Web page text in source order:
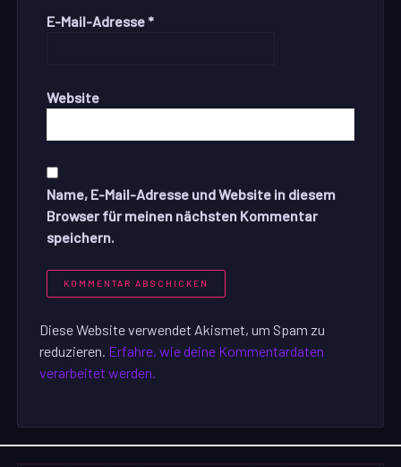
E-Mail-Adresse *
Website
Name, E-Mail-Adresse und Website in diesem
Browser für meinen nächsten Kommentar
speichern.
Diese Website verwendet Akismet, um Spam zu
reduzieren. Erfahre, wie deine Kommentardaten
verarbeitet werden.